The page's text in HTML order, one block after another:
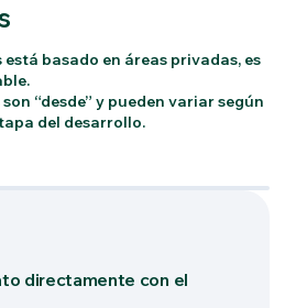
está basado en áreas privadas, es
“desde” y pueden variar según
del desarrollo.
directamente con el